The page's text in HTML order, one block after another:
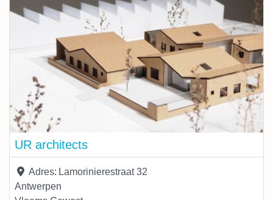
aanpassen aan de noden van
UR architects
Adres: Lamorinierestraat 32
Antwerpen